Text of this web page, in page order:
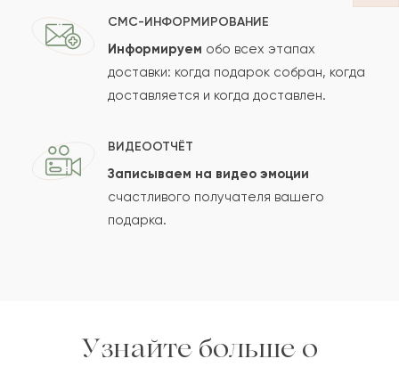
Сколько будет
Отзыв будет опубликован после проверки.
Проверяем на спам.
СМС-ИНФОРМИРОВАНИЕ
Информируем обо всех этапах
доставки: когда подарок собран, когда
доставляется и когда доставлен.
ВИДЕООТЧЁТ
Записываем на видео эмоции
счастливого получателя вашего
подарка.
Узнайте больше о